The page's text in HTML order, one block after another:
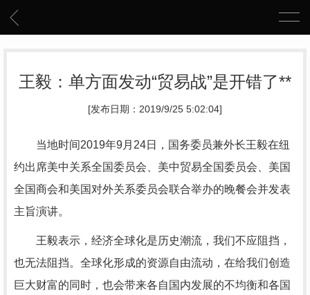
王毅：单方面发动“贸易战”是开错了**
[发布日期：2019/9/25 5:02:04]
当地时间2019年9月24日，国务委员兼外长王毅在纽
约出席美中关系全国委员会、美中贸易全国委员会、美国
全国商会和美国对外关系委员会联合举办的晚餐会并发表
主旨演讲。
王毅表示，经济全球化是历史潮流，我们不应阻挡，
也无法阻挡。全球化形成的资源自由流动，在给我们创造
巨大财富的同时，也会带来各自国内发展的不均衡和各国